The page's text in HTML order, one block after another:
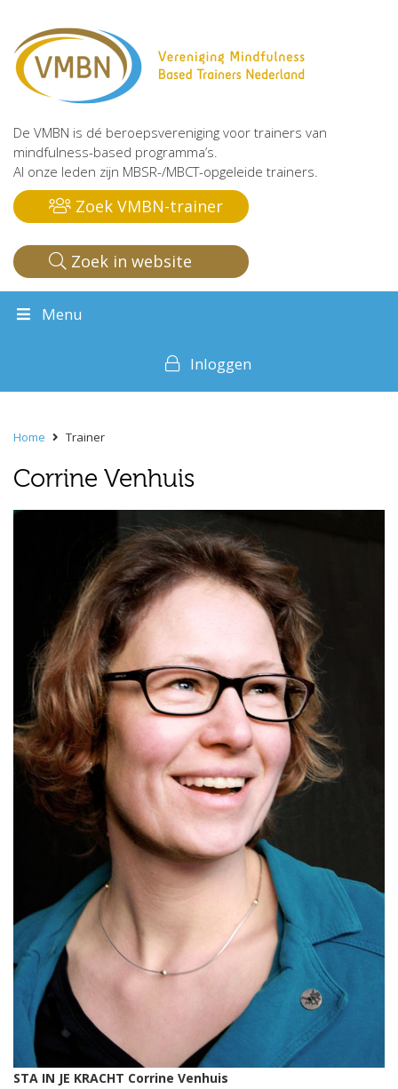
De VMBN is dé beroepsvereniging voor trainers van
mindfulness-based programma’s.
Al onze leden zijn MBSR-/MBCT-opgeleide trainers.
Zoek VMBN-trainer
Zoek in website
Menu
Inloggen
Home Trainer
Corrine Venhuis
STA IN JE KRACHT Corrine Venhuis